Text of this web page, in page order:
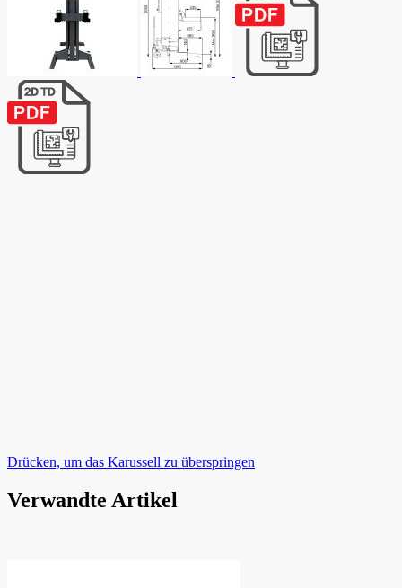
Drücken, um das Karussell zu überspringen
Verwandte Artikel